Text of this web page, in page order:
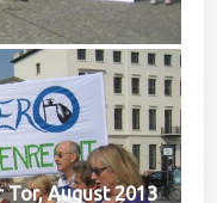
Tor, August 2013